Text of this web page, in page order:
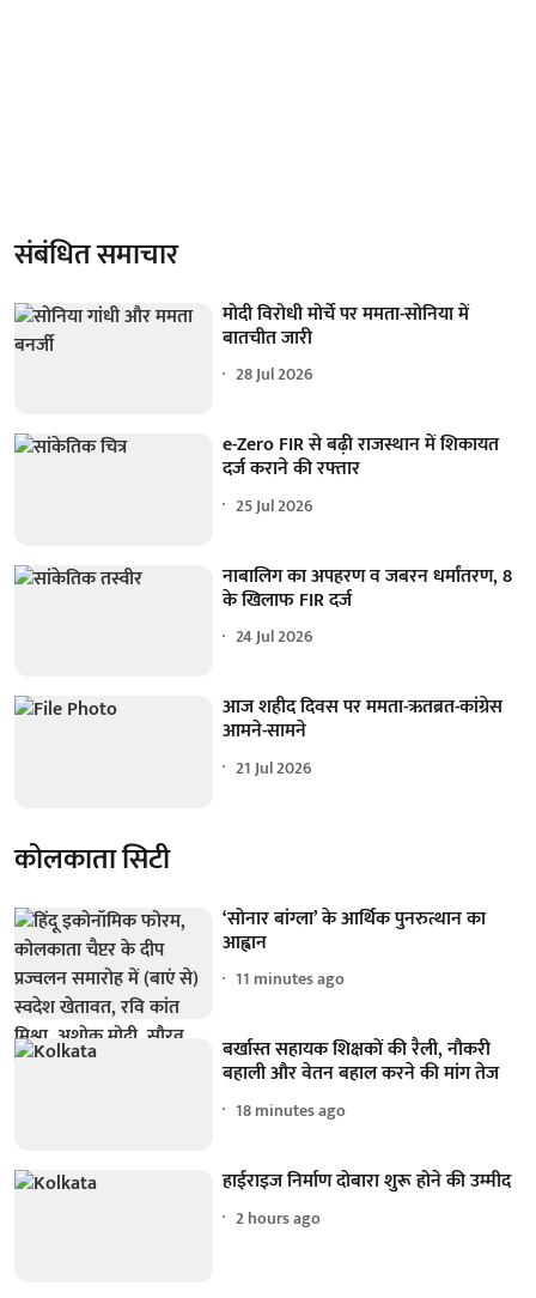
संबंधित समाचार
मोदी विरोधी मोर्चे पर ममता-सोनिया में
बातचीत जारी
28 Jul 2026
e-Zero FIR से बढ़ी राजस्थान में शिकायत
दर्ज कराने की रफ्तार
25 Jul 2026
नाबालिग का अपहरण व जबरन धर्मांतरण, 8
के खिलाफ FIR दर्ज
24 Jul 2026
आज शहीद दिवस पर ममता-ऋतब्रत-कांग्रेस
आमने-सामने
21 Jul 2026
कोलकाता सिटी
‘सोनार बांग्ला’ के आर्थिक पुनरुत्थान का
आह्वान
11 minutes ago
बर्खास्त सहायक शिक्षकों की रैली, नौकरी
बहाली और वेतन बहाल करने की मांग तेज
18 minutes ago
हाईराइज निर्माण दोबारा शुरू होने की उम्मीद
2 hours ago